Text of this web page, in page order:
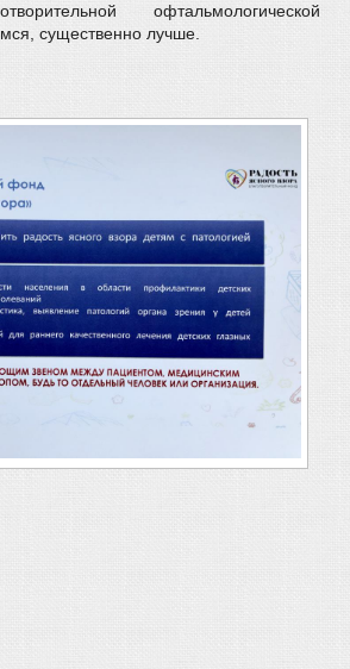
офтальмологической
существенно лучше.